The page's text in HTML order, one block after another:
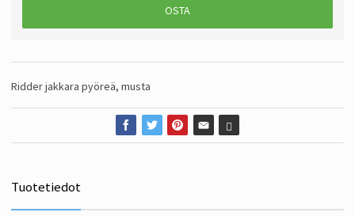
OSTA
Ridder jakkara pyöreä, musta
Tuotetiedot